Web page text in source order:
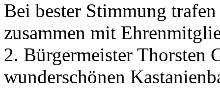
Bei bester Stimmung
zusammen mit
2. Bürgermeister Thorsten
wunderschönen